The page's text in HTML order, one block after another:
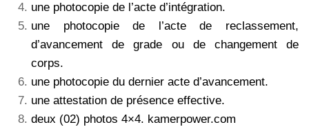
une photocopie de l’acte d’intégration.
une photocopie de l’acte de reclassement,
d’avancement de grade ou de changement de
corps.
une photocopie du dernier acte d’avancement.
une attestation de présence effective.
deux (02) photos 4×4. kamerpower.com